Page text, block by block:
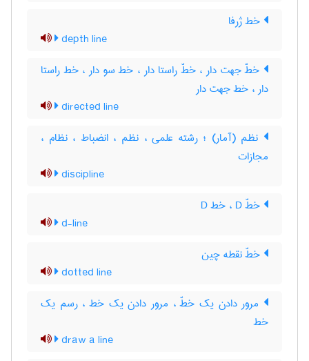
خط ژرفا
depth line
خطّ جهت دار ، خطّ راستا دار ، خط سو دار ، خط راستا
دار ، خط جهت دار
directed line
نظم (آمار) ؛ رشته علمی ، نظم ، انضباط ، نظام ،
مجازات
discipline
خطّ D ، خط D
d-line
خطّ نقطه چین
dotted line
مرور دادن یک خطّ ، مرور دادن یک خط ، رسم یک
خط
draw a line